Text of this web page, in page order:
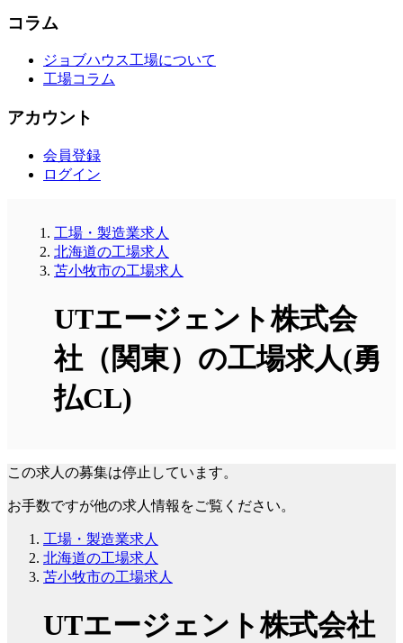
コラム
ジョブハウス工場について
工場コラム
アカウント
会員登録
ログイン
工場・製造業求人
北海道の工場求人
苫小牧市の工場求人
UTエージェント株式会
社（関東）の工場求人(勇
払CL)
この求人の募集は停止しています。
お手数ですが他の求人情報をご覧ください。
工場・製造業求人
北海道の工場求人
苫小牧市の工場求人
UTエージェント株式会社